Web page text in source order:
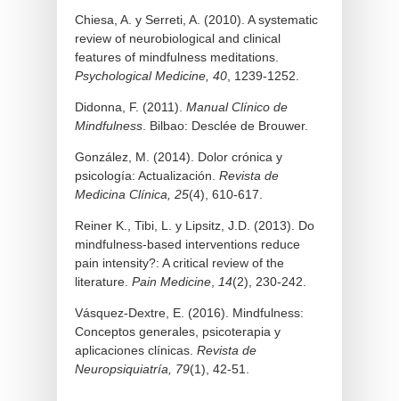
Chiesa, A. y Serreti, A. (2010). A systematic
review of neurobiological and clinical
features of mindfulness meditations.
Psychological Medicine, 40, 1239-1252.
Didonna, F. (2011). Manual Clínico de
Mindfulness. Bilbao: Desclée de Brouwer.
González, M. (2014). Dolor crónica y
psicología: Actualización. Revista de
Medicina Clínica, 25(4), 610-617.
Reiner K., Tibi, L. y Lipsitz, J.D. (2013). Do
mindfulness-based interventions reduce
pain intensity?: A critical review of the
literature. Pain Medicine, 14(2), 230-242.
Vásquez-Dextre, E. (2016). Mindfulness:
Conceptos generales, psicoterapia y
aplicaciones clínicas. Revista de
Neuropsiquiatría, 79(1), 42-51.